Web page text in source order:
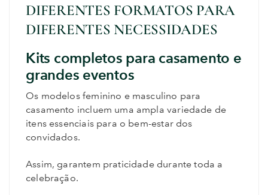
DIFERENTES FORMATOS PARA
DIFERENTES NECESSIDADES
Kits completos para casamento e
grandes eventos
Os modelos feminino e masculino para
casamento incluem uma ampla variedade de
itens essenciais para o bem-estar dos
convidados.
Assim, garantem praticidade durante toda a
celebração.